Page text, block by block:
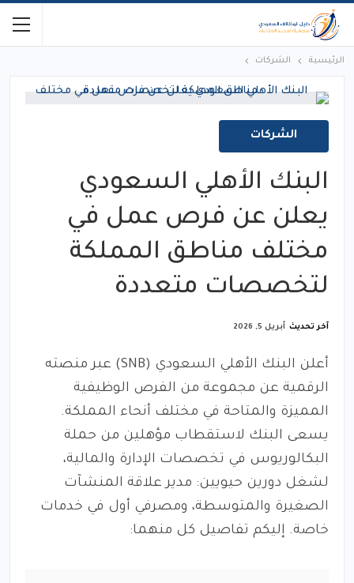
الرئيسية الشركات
الشركات
البنك الأهلي السعودي
يعلن عن فرص عمل في
مختلف مناطق المملكة
لتخصصات متعددة
آخر تحديث أبريل 5, 2026
أعلن البنك الأهلي السعودي (SNB) عبر منصته
الرقمية عن مجموعة من الفرص الوظيفية
المميزة والمتاحة في مختلف أنحاء المملكة.
يسعى البنك لاستقطاب مؤهلين من حملة
البكالوريوس في تخصصات الإدارة والمالية،
لشغل دورين حيويين: مدير علاقة المنشآت
الصغيرة والمتوسطة، ومصرفي أول في خدمات
خاصة. إليكم تفاصيل كل منهما: